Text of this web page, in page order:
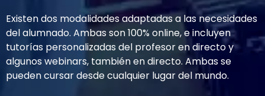
Existen dos modalidades adaptadas a las necesidades
del alumnado. Ambas son 100% online, e incluyen
tutorías personalizadas del profesor en directo y
algunos webinars, también en directo. Ambas se
pueden cursar desde cualquier lugar del mundo.